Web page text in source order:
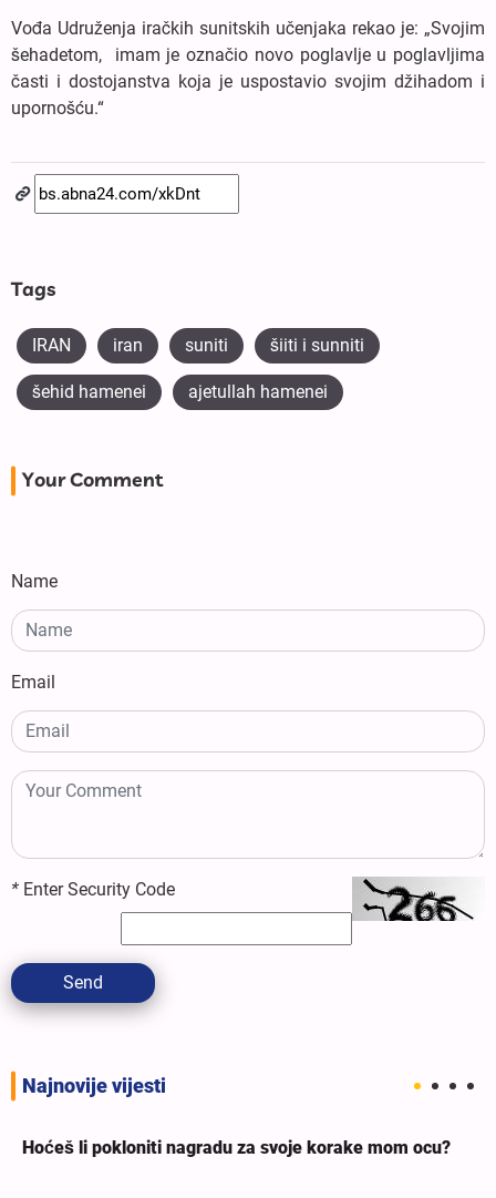
Vođa Udruženja iračkih sunitskih učenjaka rekao je: „Svojim
šehadetom, imam je označio novo poglavlje u poglavljima
časti i dostojanstva koja je uspostavio svojim džihadom i
upornošću.“
Tags
IRAN iran suniti šiiti i sunniti
šehid hamenei ajetullah hamenei
Your Comment
Name
Email
* Enter Security Code
Send
Najnovije vijesti
Hoćeš li pokloniti nagradu za svoje korake mom ocu?